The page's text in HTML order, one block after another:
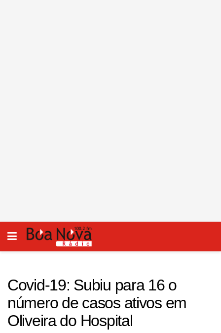
Covid-19: Subiu para 16 o
número de casos ativos em
Oliveira do Hospital